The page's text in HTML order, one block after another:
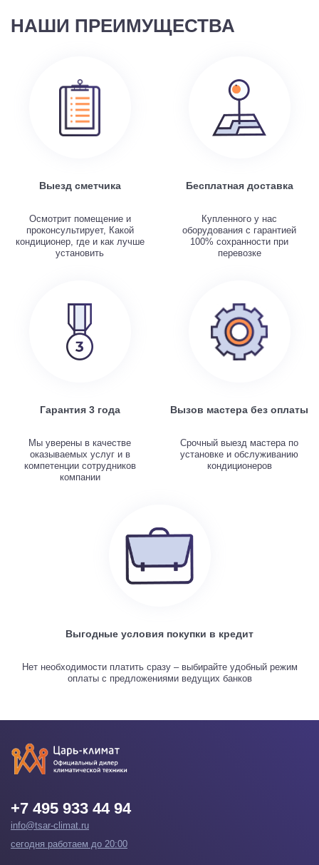
НАШИ ПРЕИМУЩЕСТВА
Выезд сметчика
Осмотрит помещение и
проконсультирует, Какой
кондиционер, где и как лучше
установить
Бесплатная доставка
Купленного у нас
оборудования с гарантией
100% сохранности при
перевозке
Гарантия 3 года
Мы уверены в качестве
оказываемых услуг и в
компетенции сотрудников
компании
Вызов мастера без оплаты
Срочный выезд мастера по
установке и обслуживанию
кондиционеров
Выгодные условия покупки в кредит
Нет необходимости платить сразу – выбирайте удобный режим
оплаты с предложениями ведущих банков
+7 495 933 44 94
info@tsar-climat.ru
сегодня работаем до 20:00